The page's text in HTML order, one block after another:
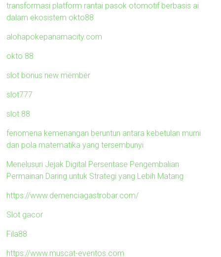
transformasi platform rantai pasok otomotif berbasis ai
dalam ekosistem okto88
alohapokepanamacity.com
okto 88
slot bonus new member
slot777
slot 88
fenomena kemenangan beruntun antara kebetulan murni
dan pola matematika yang tersembunyi
Menelusuri Jejak Digital Persentase Pengembalian
Permainan Daring untuk Strategi yang Lebih Matang
https://www.demenciagastrobar.com/
Slot gacor
Fila88
https://www.muscat-eventos.com